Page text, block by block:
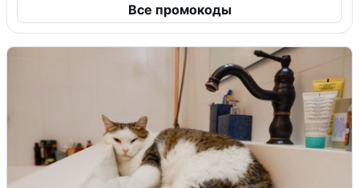
Все промокоды